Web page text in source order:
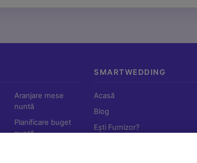
Aranjare mese
nuntă
Planificare buget
nuntă
SMARTWEDDING
Acasă
Blog
Ești Furnizor?